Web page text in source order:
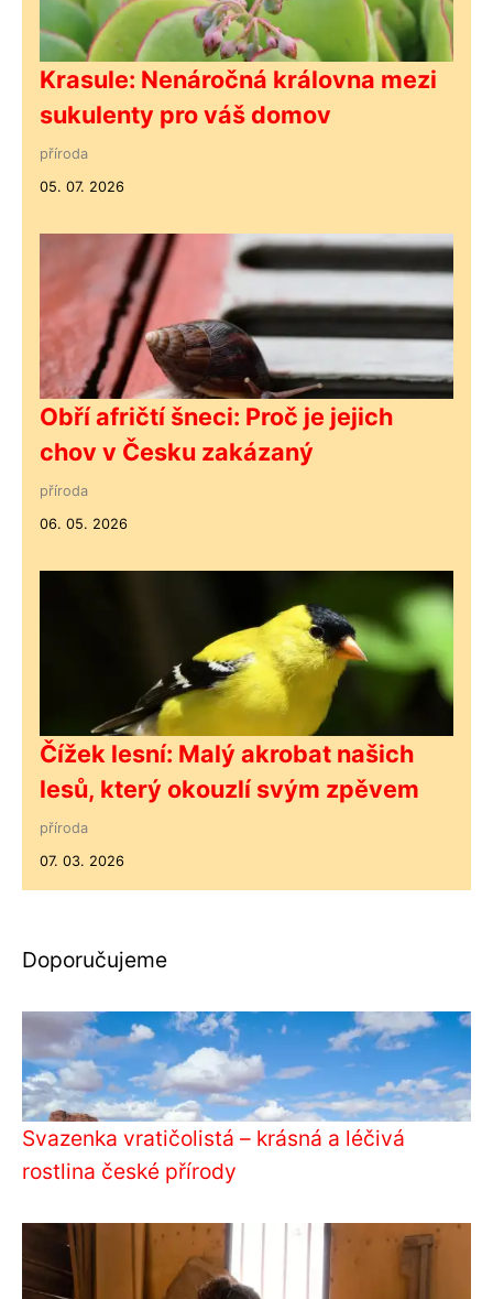
Krasule: Nenáročná královna mezi
sukulenty pro váš domov
příroda
05. 07. 2026
Obří afričtí šneci: Proč je jejich
chov v Česku zakázaný
příroda
06. 05. 2026
Čížek lesní: Malý akrobat našich
lesů, který okouzlí svým zpěvem
příroda
07. 03. 2026
Doporučujeme
Svazenka vratičolistá – krásná a léčivá
rostlina české přírody